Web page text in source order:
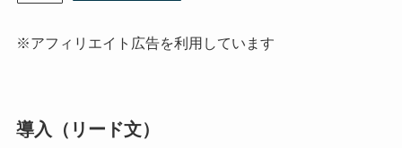
※アフィリエイト広告を利用しています
導入（リード文）